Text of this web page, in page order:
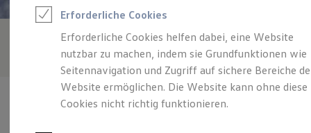
Rettungsdienste
ONE Business ID Vorteile
Fahrzeugsuche & Marktplatz
Fahrzeugsuche
Fahrzeuge online kaufen
Digitaler Marktplatz
Kauf & Finanzierung
Online-Fahrzeugbewertung
Erforderliche Cookies
Erforderliche Cookies helfen dabei, eine Website
nutzbar zu machen, indem sie Grundfunktionen wie
Seitennavigation und Zugriff auf sichere Bereiche
Website ermöglichen. Die Website kann ohne diese
Cookies nicht richtig funktionieren.